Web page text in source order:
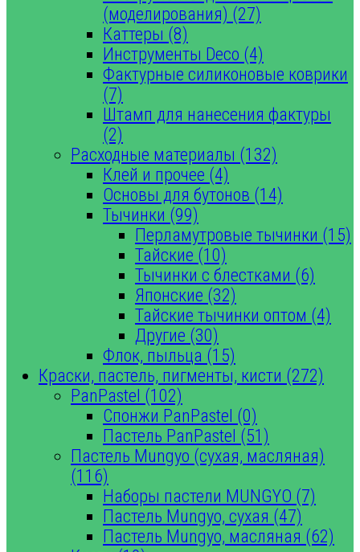
(моделирования) (27)
Каттеры (8)
Инструменты Deco (4)
Фактурные силиконовые коврики
(7)
Штамп для нанесения фактуры
(2)
Расходные материалы (132)
Клей и прочее (4)
Основы для бутонов (14)
Тычинки (99)
Перламутровые тычинки (15)
Тайские (10)
Тычинки с блестками (6)
Японские (32)
Тайские тычинки оптом (4)
Другие (30)
Флок, пыльца (15)
Краски, пастель, пигменты, кисти (272)
PanPastel (102)
Спонжи PanPastel (0)
Пастель PanPastel (51)
Пастель Mungyo (сухая, масляная)
(116)
Наборы пастели MUNGYO (7)
Пастель Mungyo, сухая (47)
Пастель Mungyo, масляная (62)